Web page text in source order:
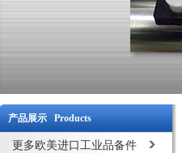
产品展示 Products
更多欧美进口工业品备件